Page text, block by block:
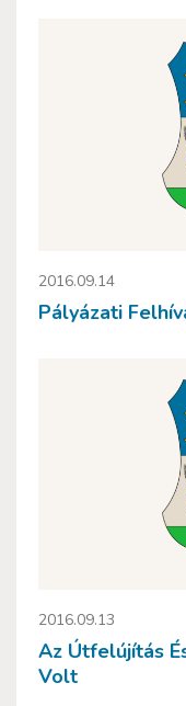
2016.09.14
Pályázati
2016.09.13
Az Útfelújítás
Volt